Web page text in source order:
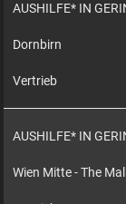
AUSHILFE* IN
Dornbirn
Vertrieb
AUSHILFE* IN
Wien Mitte - The Mall